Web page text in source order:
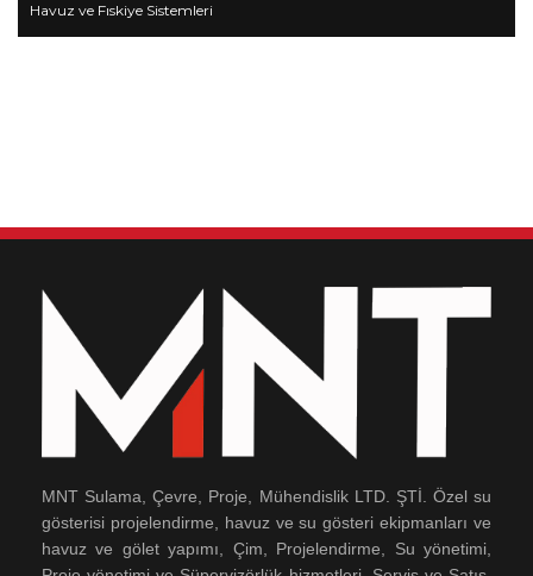
Havuz ve Fıskiye Sistemleri
MNT Sulama, Çevre, Proje, Mühendislik LTD. ŞTİ. Özel su
gösterisi projelendirme, havuz ve su gösteri ekipmanları ve
havuz ve gölet yapımı, Çim, Projelendirme, Su yönetimi,